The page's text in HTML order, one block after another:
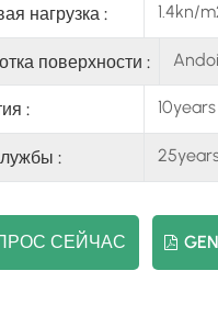
нагрузка : 1.4kn/
поверхности :
: 10years
:
СЕЙЧАС